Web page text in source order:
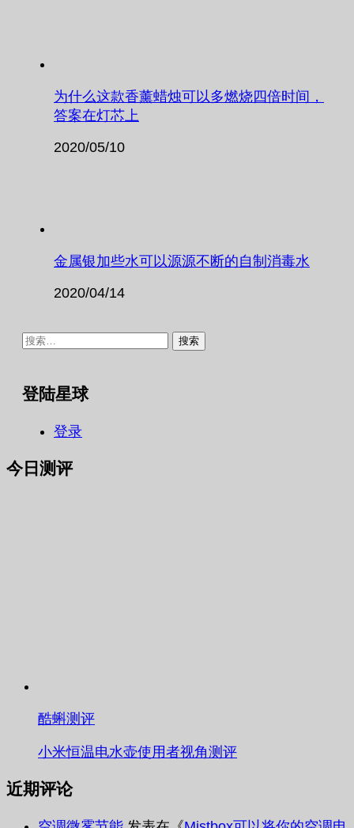
为什么这款香薰蜡烛可以多燃烧四倍时间，
答案在灯芯上
2020/05/10
金属银加些水可以源源不断的自制消毒水
2020/04/14
搜
登陆星球
登录
今日测评
酷蝌测评
小米恒温电水壶使用者视角测评
近期评论